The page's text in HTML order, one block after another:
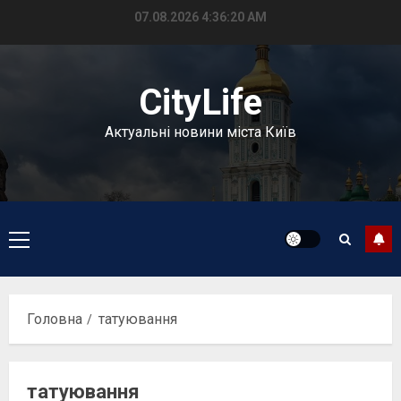
07.08.2026 4:36:20 AM
CityLife
Актуальні новини міста Київ
Головне
меню
Головна татуювання
татуювання